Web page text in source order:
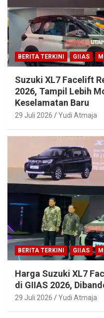
BERITA TERKINI GIIAS
Suzuki XL7 Facelift
2026, Tampil Lebih
Keselamatan Baru
29 Juli 2026 Yudi Atmaja
BERITA TERKINI GIIAS
Harga Suzuki XL7
di GIIAS 2026,
29 Juli 2026 Yudi Atmaja